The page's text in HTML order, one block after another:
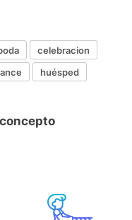
celebracion
huésped